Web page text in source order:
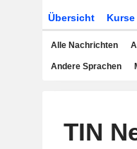
Übersicht Kurse
Alle Nachrichten
Andere Sprachen
TIN